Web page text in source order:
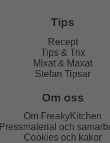
Tips
Recept
Tips & Trix
Mixat & Maxat
Stefan Tipsar
Om oss
Om FreakyKitchen
Pressmaterial och
Cookies och kakor